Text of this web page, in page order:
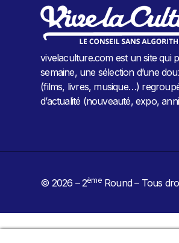
vivelaculture.com est un site qui
semaine, une sélection d’une
(films, livres, musique…)
d’actualité (nouveauté, expo,
© 2026 – 2èmeRound – Tous